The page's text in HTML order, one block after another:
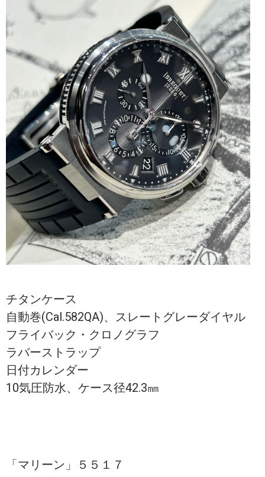
チタンケース
自動巻(Cal.582QA)、スレートグレーダイヤル
フライバック・クロノグラフ
ラバーストラップ
日付カレンダー
10気圧防水、ケース径42.3㎜
「マリーン」５５１７